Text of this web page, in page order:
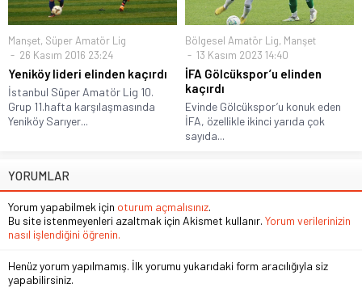
Manşet, Süper Amatör Lig
26 Kasım 2016 23:24
Yeniköy lideri elinden kaçırdı
İstanbul Süper Amatör Lig 10.
Grup 11.hafta karşılaşmasında
Yeniköy Sarıyer...
Bölgesel Amatör Lig, Manşet
13 Kasım 2023 14:40
İFA Gölcükspor’u elinden
kaçırdı
Evinde Gölcükspor’u konuk eden
İFA, özellikle ikinci yarıda çok
sayıda...
YORUMLAR
Yorum yapabilmek için oturum açmalısınız.
Bu site istenmeyenleri azaltmak için Akismet kullanır. Yorum verilerinizin
nasıl işlendiğini öğrenin.
Henüz yorum yapılmamış. İlk yorumu yukarıdaki form aracılığıyla siz
yapabilirsiniz.